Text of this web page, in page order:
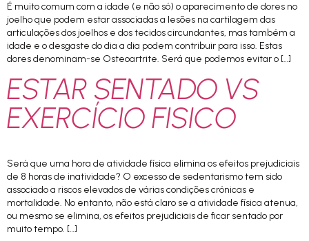
É muito comum com a idade (e não só) o aparecimento de dores no
joelho que podem estar associadas a lesões na cartilagem das
articulações dos joelhos e dos tecidos circundantes, mas também a
idade e o desgaste do dia a dia podem contribuir para isso. Estas
dores denominam-se Osteoartrite. Será que podemos evitar o […]
ESTAR SENTADO VS
EXERCÍCIO FISICO
Será que uma hora de atividade física elimina os efeitos prejudiciais
de 8 horas de inatividade? O excesso de sedentarismo tem sido
associado a riscos elevados de várias condições crónicas e
mortalidade. No entanto, não está claro se a atividade física atenua,
ou mesmo se elimina, os efeitos prejudiciais de ficar sentado por
muito tempo. […]